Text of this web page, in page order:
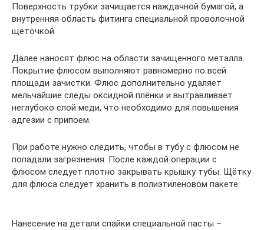
Поверхность трубки зачищается наждачной бумагой, а
внутренняя область фитинга специальной проволочной
щёточкой
Далее наносят флюс на области зачищенного металла.
Покрытие флюсом выполняют равномерно по всей
площади зачистки. Флюс дополнительно удаляет
мельчайшие следы оксидной плёнки и вытравливает
неглубоко слой меди, что необходимо для повышения
адгезии с припоем.
При работе нужно следить, чтобы в тубу с флюсом не
попадали загрязнения. После каждой операции с
флюсом следует плотно закрывать крышку тубы. Щётку
для флюса следует хранить в полиэтиленовом пакете.
Нанесение на детали спайки специальной пасты –